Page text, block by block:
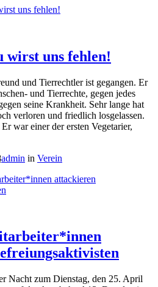
wirst uns fehlen!
und Tierrechtler ist gegangen. Er
und Tierrechte, gegen jedes
seine Krankheit. Sehr lange hat
verloren und friedlich losgelassen.
war einer der ersten Vegetarier,
admin in Verein
Nacht zum Dienstag, den 25. April